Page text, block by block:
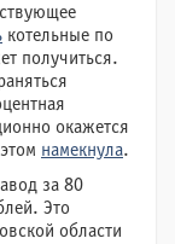
котельные по
получиться.
окажется
намекнула.
за 80
Это
области